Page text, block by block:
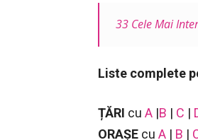
33 Cele Mai
Liste complete
ȚĂRI cu A |B | C |
ORAȘE cu A | B |